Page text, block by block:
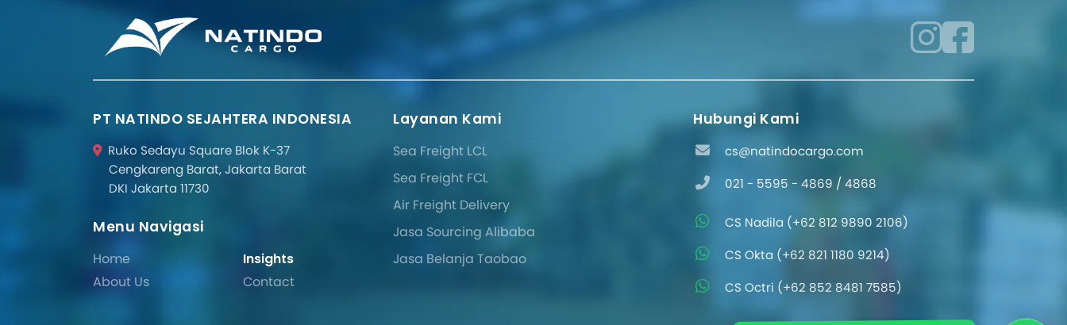
PT NATINDO SEJAHTERA INDONESIA
Ruko Sedayu Square Blok K-37
Cengkareng Barat, Jakarta Barat
DKI Jakarta 11730
Menu Navigasi
Home
About Us
Insights
Contact
Layanan Kami
Sea Freight LCL
Sea Freight FCL
Air Freight Delivery
Jasa Sourcing Alibaba
Jasa Belanja Taobao
Hubungi Kami
cs@natindocargo.com
021 - 5595 - 4869 / 4868
CS Nadila (+62 812 9890 2106)
CS Okta (+62 821 1180 9214)
CS Octri (+62 852 8481 7585)